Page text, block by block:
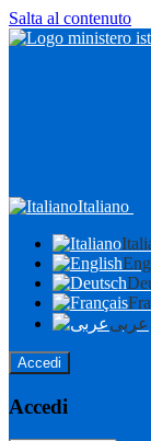
Salta al contenuto
Italiano
عربى
Accedi
Accedi